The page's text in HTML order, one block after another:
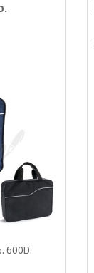
600D.